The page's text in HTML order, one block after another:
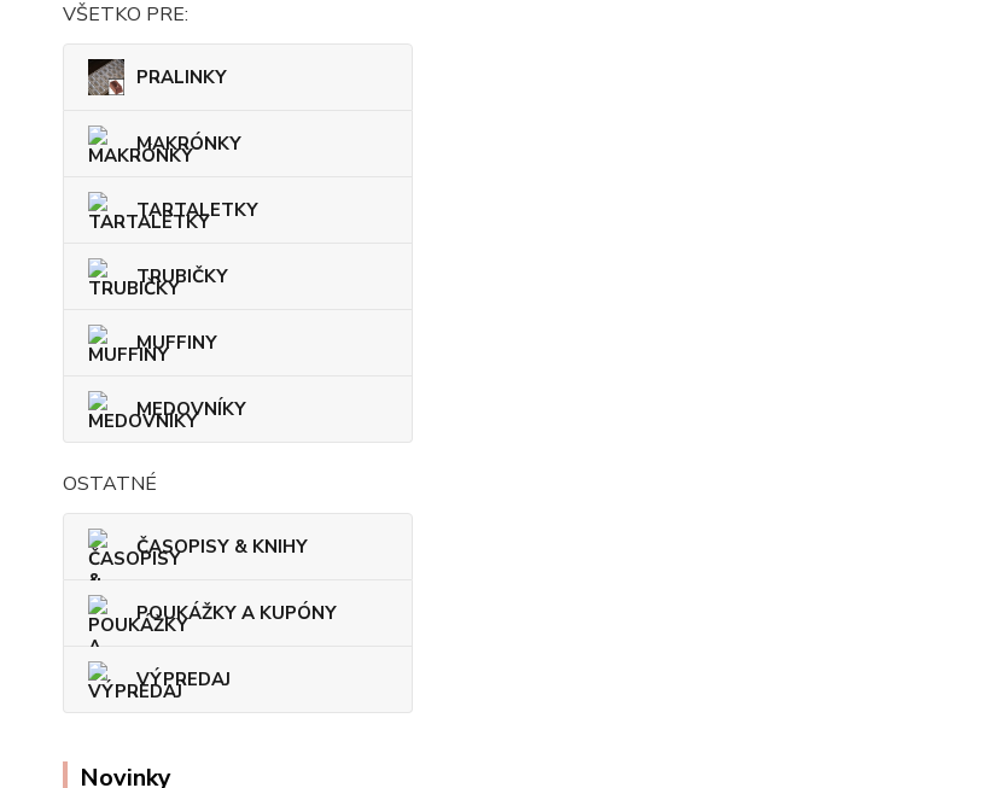
VŠETKO PRE:
PRALINKY
MAKRÓNKY
TARTALETKY
TRUBIČKY
MUFFINY
MEDOVNÍKY
OSTATNÉ
ČASOPISY & KNIHY
POUKÁŽKY A KUPÓNY
VÝPREDAJ
Novinky